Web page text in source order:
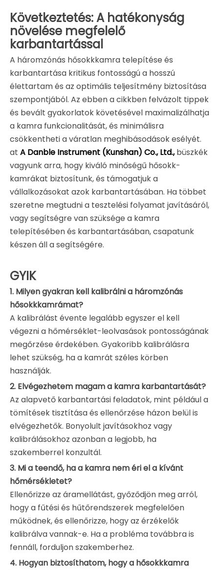
Következtetés: A hatékonyság
növelése megfelelő
karbantartással
A háromzónás hősokkkamra telepítése és
karbantartása kritikus fontosságú a hosszú
élettartam és az optimális teljesítmény biztosítása
szempontjából. Az ebben a cikkben felvázolt tippek
és bevált gyakorlatok követésével maximalizálhatja
a kamra funkcionalitását, és minimálisra
csökkentheti a váratlan meghibásodások esélyét.
at A Danble Instrument (Kunshan) Co., Ltd.,büszkék
vagyunk arra, hogy kiváló minőségű hősokk-
kamrákat biztosítunk, és támogatjuk a
vállalkozásokat azok karbantartásában. Ha többet
szeretne megtudni a tesztelési folyamat javításáról,
vagy segítségre van szüksége a kamra
telepítésében és karbantartásában, csapatunk
készen áll a segítségére.
GYIK
1. Milyen gyakran kell kalibrálni a háromzónás
hősokkkamrámat?
A kalibrálást évente legalább egyszer el kell
végezni a hőmérséklet-leolvasások pontosságának
megőrzése érdekében. Gyakoribb kalibrálásra
lehet szükség, ha a kamrát széles körben
használják.
2. Elvégezhetem magam a kamra karbantartását?
Az alapvető karbantartási feladatok, mint például a
tömítések tisztítása és ellenőrzése házon belül is
elvégezhetők. Bonyolult javításokhoz vagy
kalibrálásokhoz azonban a legjobb, ha
szakemberrel konzultál.
3. Mi a teendő, ha a kamra nem éri el a kívánt
hőmérsékletet?
Ellenőrizze az áramellátást, győződjön meg arról,
hogy a fűtési és hűtőrendszerek megfelelően
működnek, és ellenőrizze, hogy az érzékelők
kalibrálva vannak-e. Ha a probléma továbbra is
fennáll, forduljon szakemberhez.
4. Hogyan biztosíthatom, hogy a hősokkkamra